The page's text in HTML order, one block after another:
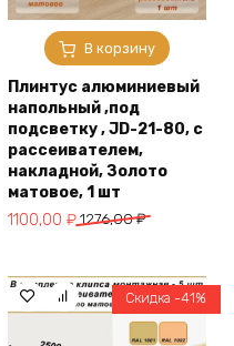
В корзину
Плинтус алюминиевый
напольный ,под
подсветку , JD-21-80, с
рассеивателем,
накладной, Золото
матовое, 1 шт
1276,00₽
Первоначальная
1276,00 ₽.
1100,00 ₽
Текущая
Скидка -41%